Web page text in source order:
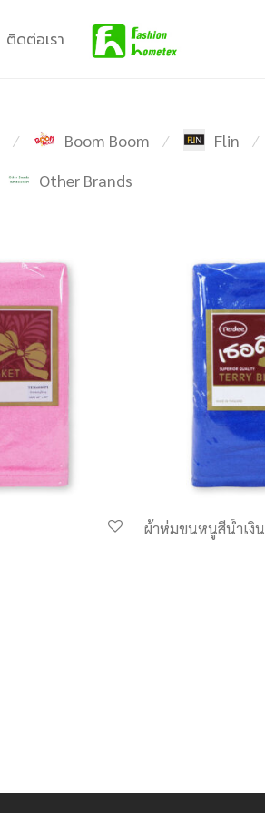
ติดต่อเรา
⁄ Boom Boom ⁄ Flin ⁄
Other Brands
ผ้าห่มขนหนูสีน้ำเงิน